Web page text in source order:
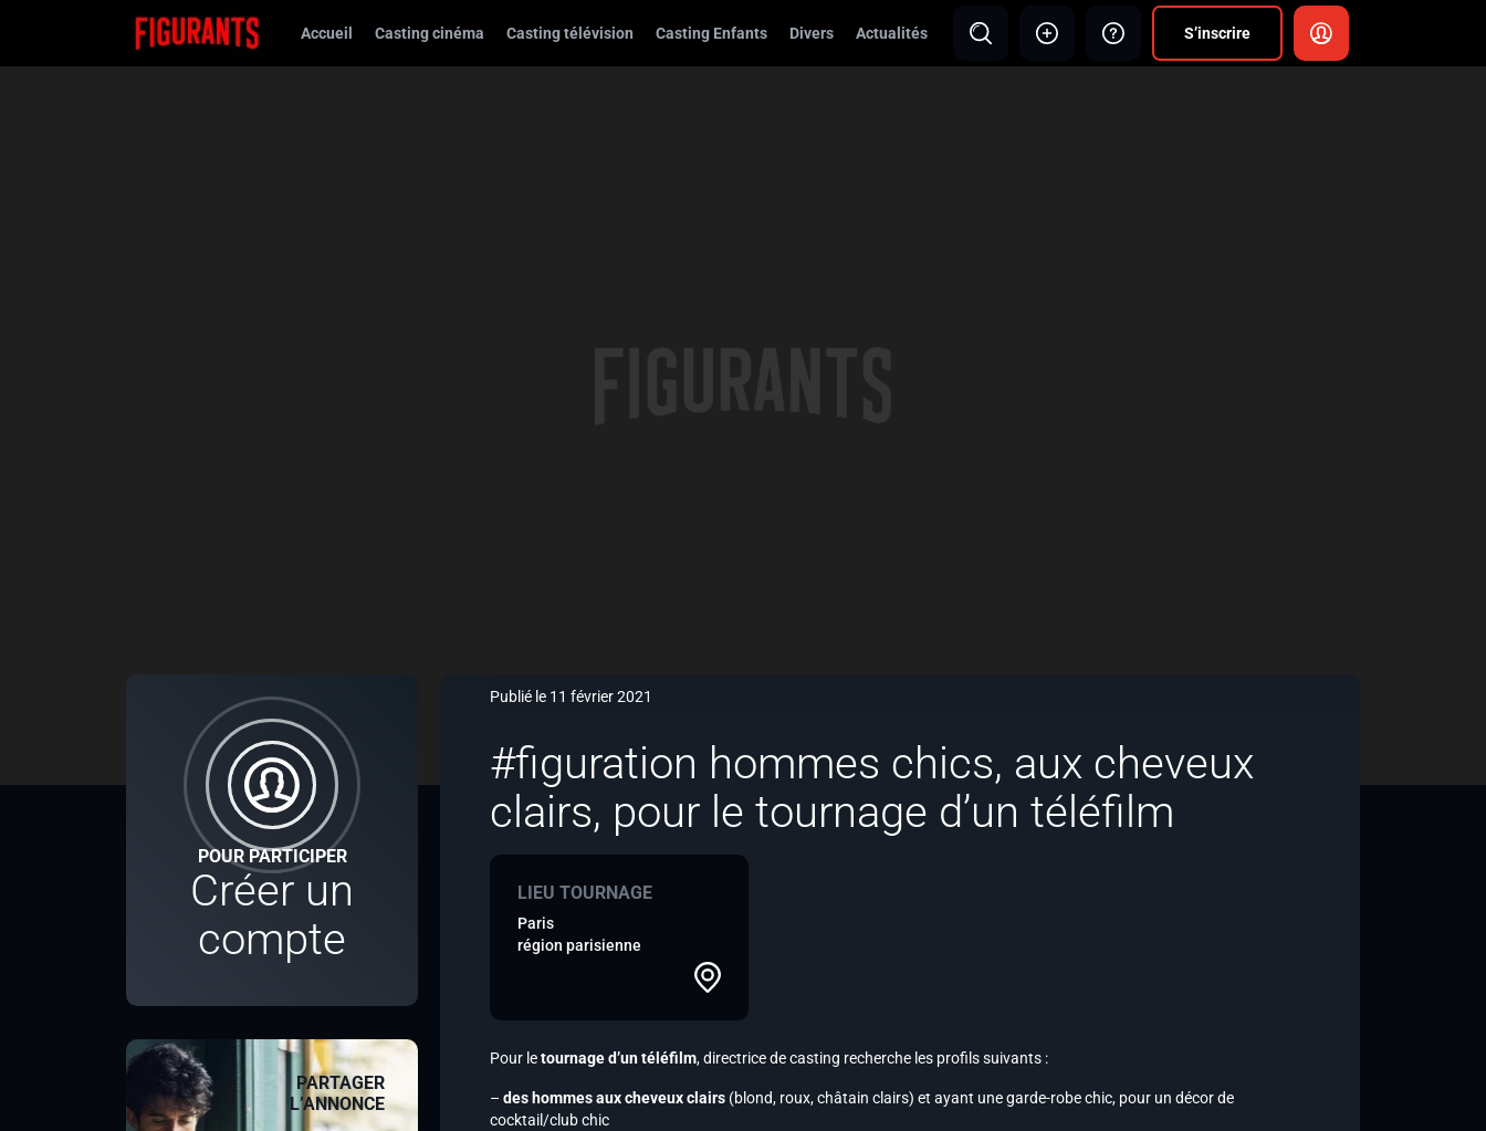
Accueil Casting cinéma Casting télévision Casting Enfants Divers Actualités S’inscrire
POUR PARTICIPER
Créer un
compte
PARTAGER
L’ANNONCE
Publié le 11 février 2021
#figuration hommes chics, aux cheveux
clairs, pour le tournage d’un téléfilm
LIEU TOURNAGE
Paris
région parisienne
Pour letournage d’un téléfilm, directrice de casting recherche les profils suivants :
– des hommes aux cheveux clairs (blond, roux, châtain clairs) et ayant une garde-robe chic, pour un décor de
cocktail/club chic